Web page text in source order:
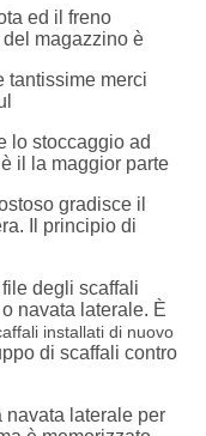
ed il freno
magazzino è
tantissime merci
lo stoccaggio ad
il la maggior parte
gradisce il
Il principio di
degli scaffali
navata laterale. È
installati di nuovo
di scaffali contro
laterale per